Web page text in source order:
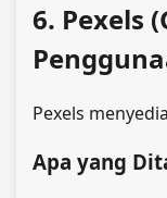
6. Pexels
Pexels
Apa yang